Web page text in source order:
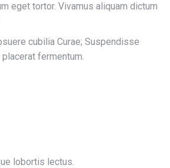
eget tortor. Vivamus aliquam dictum
cubilia Curae; Suspendisse
fermentum.
lobortis lectus.